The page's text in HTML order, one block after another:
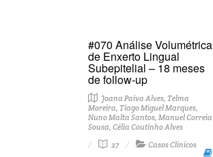
#070 Análise Volumétrica
de Enxerto Lingual
Subepitelial – 18 meses
de follow-up
Joana Paiva Alves, Telma
Moreira, Tiago Miguel Marques,
Nuno Malta Santos, Manuel Correia
Sousa, Célia Coutinho Alves
27
Casos Clínicos